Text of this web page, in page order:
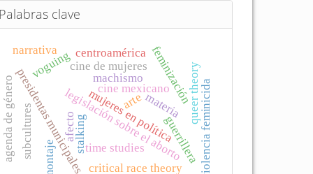
Palabras clave
stalking
presidentas municipales cine mexicano
mujeres en política
legislación sobre el aborto
machismo
agenda de género
feminización
cine de mujeres
voguing queer theory
critical race theory
time studies
subcultures afecto
materia violencia feminicida
centroamérica
narrativa
montaje
arte
guerrillera